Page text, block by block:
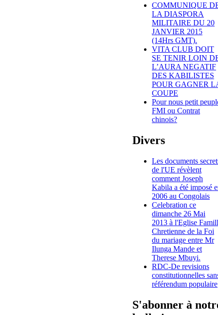
COMMUNIQUE
LA DIASPORA
MILITAIRE DU 20
JANVIER 2015
(14Hrs GMT).
VITA CLUB DOIT
SE TENIR LOIN
L’AURA NEGATIF
DES KABILISTES
POUR GAGNER
COUPE
Pour nous petit
FMI ou Contrat
chinois?
Divers
Les documents
de l'UE révèlent
comment Joseph
Kabila a été imposé
2006 au Congolais
Celebration ce
dimanche 26 Mai
2013 à l'Eglise
Chretienne de la Foi
du mariage entre Mr
Ilunga Mande et
Therese Mbuyi.
RDC-De revisions
constitutionnelles
référendum populaire
S'abonner à